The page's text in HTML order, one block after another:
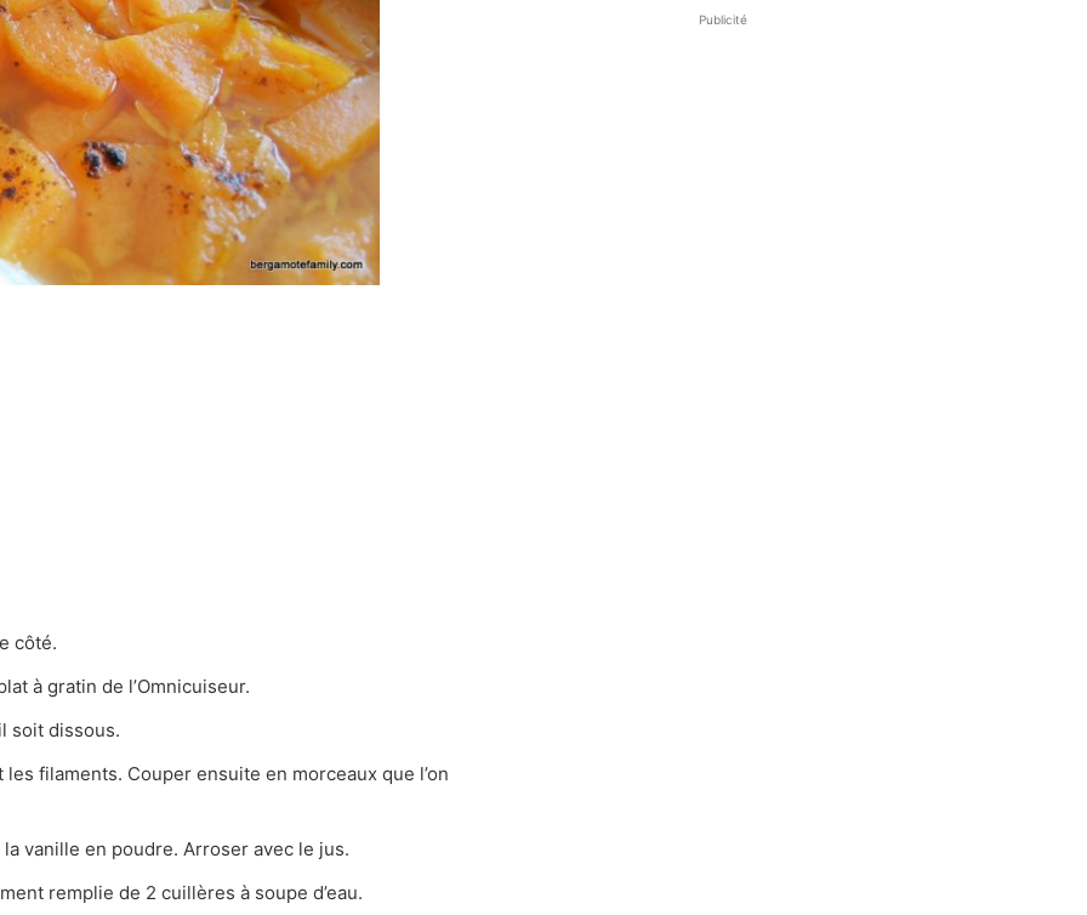
côté.
à gratin de l’Omnicuiseur.
soit dissous.
filaments. Couper ensuite en morceaux que l’on
vanille en poudre. Arroser avec le jus.
remplie de 2 cuillères à soupe d’eau.
Publicité